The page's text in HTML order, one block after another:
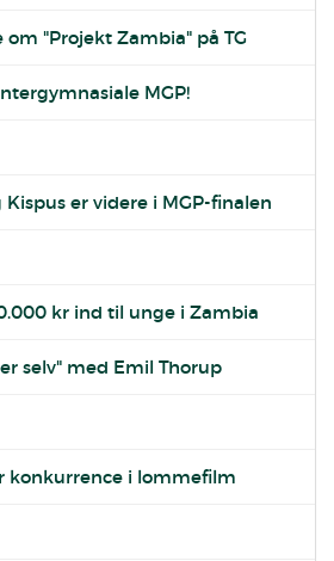
"Projekt Zambia" på TG
MGP!
Kispus er videre i MGP-finalen
kr ind til unge i Zambia
selv" med Emil Thorup
konkurrence i lommefilm